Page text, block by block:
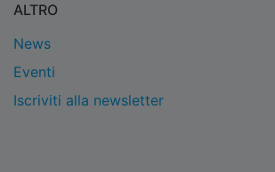
ALTRO
News
Eventi
Iscriviti alla newsletter